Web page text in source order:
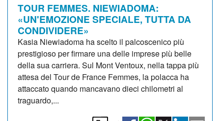
TOUR FEMMES. NIEWIADOMA:
«UN'EMOZIONE SPECIALE, TUTTA DA
CONDIVIDERE»
Kasia Niewiadoma ha scelto il palcoscenico più
prestigioso per firmare una delle imprese più belle
della sua carriera. Sul Mont Ventoux, nella tappa più
attesa del Tour de France Femmes, la polacca ha
attaccato quando mancavano dieci chilometri al
traguardo,...